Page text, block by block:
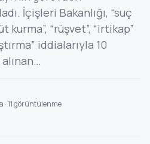
İçişleri Bakanlığı, “suç
kurma”, “rüşvet”, “irtikap”
iddialarıyla 10
· 11 görüntülenme